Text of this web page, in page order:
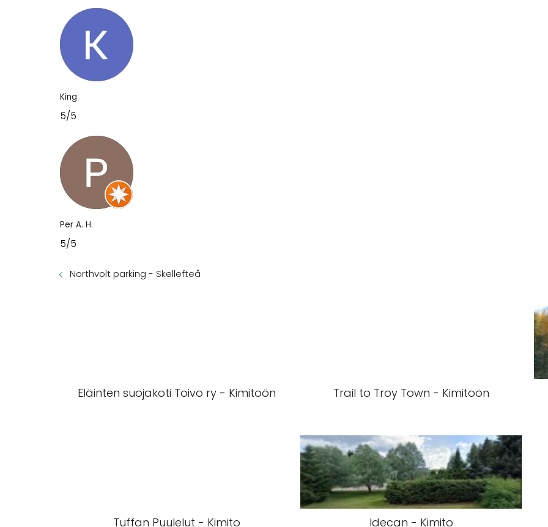
King
5/5
Per A. H.
5/5
Northvolt parking - Skellefteå
Eläinten suojakoti Toivo ry - Kimitoön Trail to Troy Town - Kimitoön
Tuffan Puulelut - Kimito Idecan - Kimito